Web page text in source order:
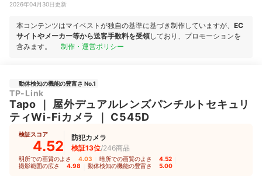
2026年04月30日更新
本コンテンツはマイベストが独自の基準に基づき制作していますが、 EC
サイトやメーカー等から送客手数料を受領しており、プロモーションを
含みます。
制作・運営ポリシー
動体検知の機能の豊富さ No.1
TP-Link
Tapo
屋外デュアルレンズパンチルトセキュリ
ティWi-Fiカメラ
C545D
検証スコア
4.52
防犯カメラ
検証13位/246商品
明所での画質のよさ 4.03 暗所での画質のよさ 4.52
撮影範囲の広さ 4.98 動体検知の機能の豊富さ 5.00